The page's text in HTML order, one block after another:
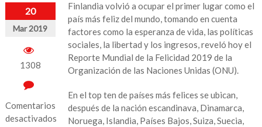
20
Mar 2019
1308
Comentarios
desactivados
Finlandia volvió a ocupar el primer lugar como el
país más feliz del mundo, tomando en cuenta
factores como la esperanza de vida, las políticas
sociales, la libertad y los ingresos, reveló hoy el
Reporte Mundial de la Felicidad 2019 de la
Organización de las Naciones Unidas (ONU).
En el top ten de países más felices se ubican,
después de la nación escandinava, Dinamarca,
Noruega, Islandia, Países Bajos, Suiza, Suecia,